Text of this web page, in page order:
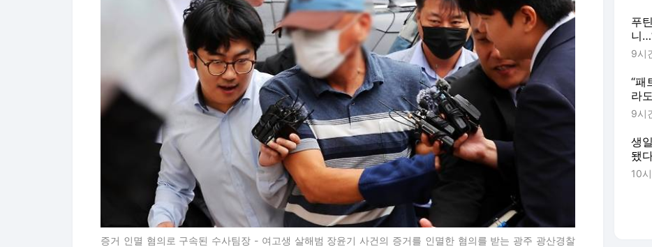
증거 인멸 혐의로 구속된 수사팀장 - 여고생 살해범 장윤기 사건의 증거를 인멸한 혐의를 받는 광주 광산경찰
푸
니
갔
9시
“패
라
매
9시
생
됐
폭
10